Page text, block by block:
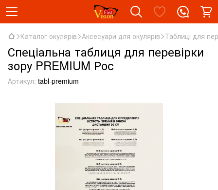
Каталог окулярів Аксесуари для окулярів Таблиці для
Спеціальна таблиця для перевірки
зору PREMIUM Рос
Артикул: tabl-premium